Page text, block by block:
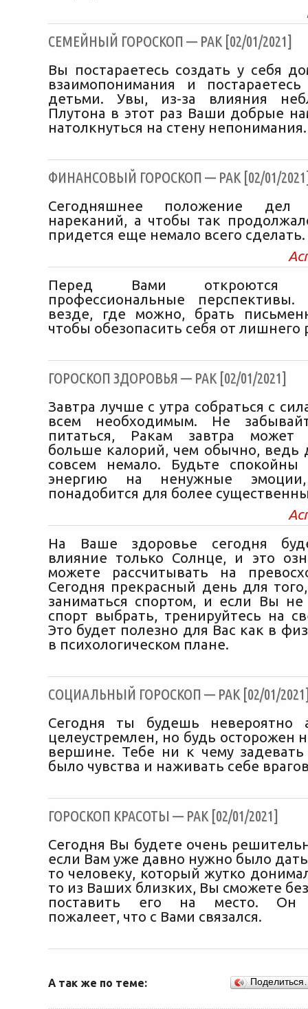
CЕМЕЙНЫЙ ГОРОСКОП — РАК [02/01/2021]
Вы постараетесь создать у себя
взаимопонимания и
детьми. Увы, из-за влияния
Плутона в этот раз Ваши добрые
натолкнуться на стену непонимания.
ФИНАНСОВЫЙ ГОРОСКОП — РАК [02/01/
Сегодняшнее положение
нареканий, а чтобы так
придется еще немало всего сделать.
Перед Вами откроются
профессиональные
везде, где можно, брать
чтобы обезопасить себя от лишнего
ГОРОСКОП ЗДОРОВЬЯ — РАК [02/01/2021]
Завтра лучше с утра собраться с
всем необходимым. Не
питаться, Ракам завтра может
больше калорий, чем обычно, ведь
совсем немало. Будьте
энергию на ненужные
понадобится для более
На Ваше здоровье сегодня
влияние только Солнце, и это
можете рассчитывать на
Сегодня прекрасный день для
заниматься спортом, и если Вы не
спорт выбрать, тренируйтесь на
Это будет полезно для Вас как в
в психологическом плане.
CОЦИАЛЬНЫЙ ГОРОСКОП — РАК [02/01/
Сегодня ты будешь невероятно
целеустремлен, но будь осторожен
вершине. Тебе ни к чему
было чувства и наживать себе
ГОРОСКОП КРАСОТЫ — РАК [02/01/2021]
Сегодня Вы будете очень
если Вам уже давно нужно было
то человеку, который жутко
то из Ваших близких, Вы сможете
поставить его на место. Он
пожалеет, что с Вами связался.
А так же по теме: